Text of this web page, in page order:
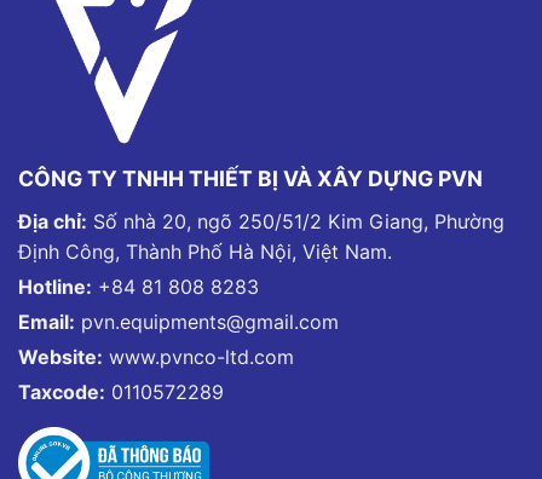
CÔNG TY TNHH THIẾT BỊ VÀ XÂY DỰNG PVN
Địa chỉ: Số nhà 20, ngõ 250/51/2 Kim Giang, Phường
Định Công, Thành Phố Hà Nội, Việt Nam.
Hotline: +84 81 808 8283
Email: pvn.equipments@gmail.com
Website: www.pvnco-ltd.com
Taxcode: 0110572289